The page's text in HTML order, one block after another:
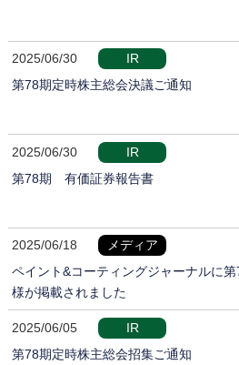
2025/06/30
IR
第78期定時株主総会決議ご通知
2025/06/30
IR
第78期 有価証券報告書
2025/06/18
メディア
ペイント&コーティングジャーナルに
様が掲載されました
2025/06/05
IR
第78期定時株主総会招集ご通知